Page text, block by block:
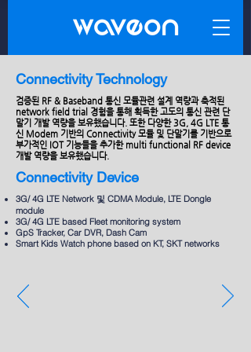
Connectivity Technology
검증된 RF & Baseband 통신 모듈관련 설계 역량과 축적된
network field trial 경험을 통해 획득한 고도의 통신 관련 단
말기 개발 역량을 보유했습니다. 또한 다양한 3G, 4G LTE 통
신 Modem 기반의 Connectivity 모듈 및 단말기를 기반으로
부가적인 IOT 기능들을 추가한 multi functional RF device
개발 역량을 보유했습니다.
Connectivity Device
3G/ 4G LTE Network 및 CDMA Module, LTE Dongle
module
3G/ 4G LTE based Fleet monitoring system
GpS Tracker, Car DVR, Dash Cam
Smart Kids Watch phone based on KT, SKT networks